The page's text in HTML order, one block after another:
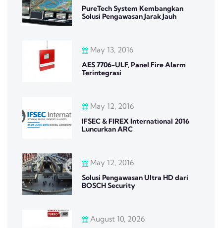
PureTech System Kembangkan
Solusi Pengawasan Jarak Jauh
May 13, 2016
AES 7706-ULF, Panel Fire Alarm
Terintegrasi
May 12, 2016
IFSEC & FIREX International 2016
Luncurkan ARC
May 12, 2016
Solusi Pengawasan Ultra HD dari
BOSCH Security
August 10, 2026